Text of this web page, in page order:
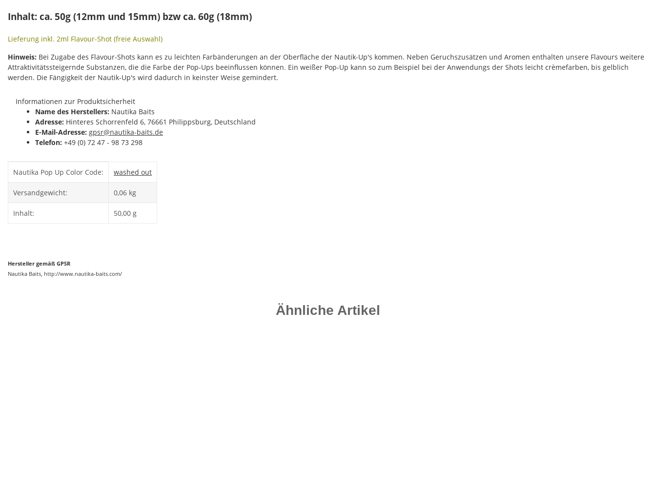
Inhalt: ca. 50g (12mm und 15mm) bzw ca. 60g (18mm)
Lieferung inkl. 2ml Flavour-Shot (freie Auswahl)
Hinweis: Bei Zugabe des Flavour-Shots kann es zu leichten Farbänderungen an der Oberfläche der Nautik-Up's kommen. Neben Geruchszusätzen und Aromen enthalten unsere Flavours weitere
Attraktivitätssteigernde Substanzen, die die Farbe der Pop-Ups beeinflussen können. Ein weißer Pop-Up kann so zum Beispiel bei der Anwendungs der Shots leicht crèmefarben, bis gelblich
werden. Die Fängigkeit der Nautik-Up's wird dadurch in keinster Weise gemindert.
Informationen zur Produktsicherheit
Name des Herstellers: Nautika Baits
Adresse: Hinteres Schorrenfeld 6, 76661 Philippsburg, Deutschland
E-Mail-Adresse: gpsr@nautika-baits.de
Telefon: +49 (0) 72 47 - 98 73 298
Nautika Pop Up Color Code: washed out
Versandgewicht: 0,06 kg
Inhalt: 50,00 g
Hersteller gemäß GPSR
Nautika Baits, http://www.nautika-baits.com/
Ähnliche Artikel